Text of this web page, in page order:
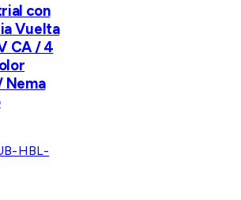
con
Vuelta
CA / 4
Nema
HBL-